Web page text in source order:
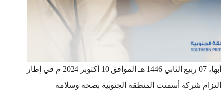
أبها، 07 ربيع الثاني 1446 هـ الموافق 10 أكتوبر 2024 م في إطار
التزام شركة أسمنت المنطقة الجنوبية بصحة وسلامة